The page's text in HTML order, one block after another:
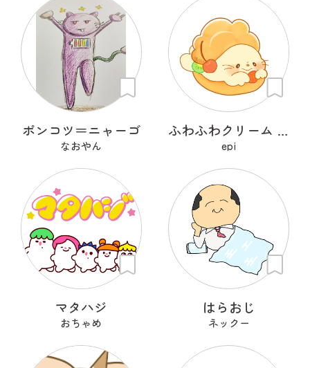
ポンコツ＝ニャーゴ
なおやん
ふわふわクリーム あざらシュー
epi
マタハジ
おちゃめ
はらおじ
ネックー